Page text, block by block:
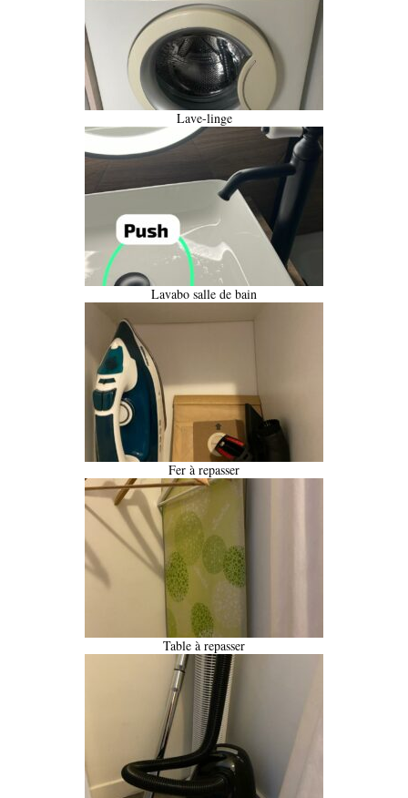
Lave-linge
Lavabo salle de bain
Fer à repasser
Table à repasser